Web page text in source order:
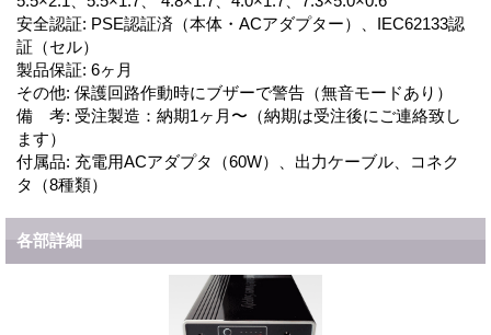
安全認証: PSE認証済（本体・ACアダプター）、IEC62133認
証（セル）
製品保証: 6ヶ月
その他: 保護回路作動時にブザーで警告（無音モードあり）
備 考: 受注製造：納期1ヶ月〜（納期は受注後にご連絡致し
ます）
付属品: 充電用ACアダプタ（60W）、出力ケーブル、コネク
タ（8種類）
各部詳細